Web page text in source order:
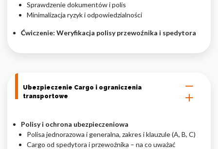
Sprawdzenie dokumentów i polis
Minimalizacja ryzyk i odpowiedzialności
Ćwiczenie: Weryfikacja polisy przewoźnika i spedytora
Ubezpieczenie Cargo i ograniczenia
transportowe
Polisy i ochrona ubezpieczeniowa
Polisa jednorazowa i generalna, zakres i klauzule (A, B, C)
Cargo od spedytora i przewoźnika – na co uważać